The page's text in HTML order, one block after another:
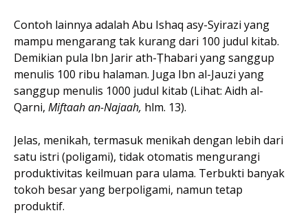
Contoh lainnya adalah Abu Ishaq asy-Syirazi yang
mampu mengarang tak kurang dari 100 judul kitab.
Demikian pula Ibn Jarir ath-Ṭhabari yang sanggup
menulis 100 ribu halaman. Juga Ibn al-Jauzi yang
sanggup menulis 1000 judul kitab (Lihat: Aidh al-
Qarni, Miftaah an-Najaah, hlm. 13).
Jelas, menikah, termasuk menikah dengan lebih dari
satu istri (poligami), tidak otomatis mengurangi
produktivitas keilmuan para ulama. Terbukti banyak
tokoh besar yang berpoligami, namun tetap
produktif.